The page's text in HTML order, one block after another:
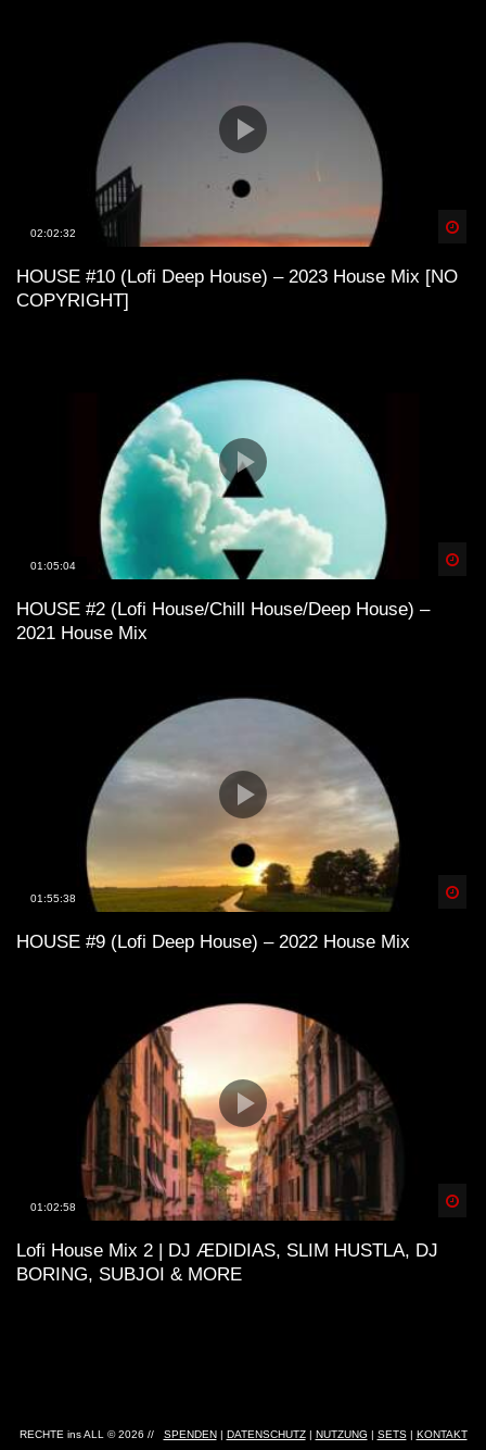
02:02:32
HOUSE #10 (Lofi Deep House) – 2023 House Mix [NO
COPYRIGHT]
01:05:04
HOUSE #2 (Lofi House/Chill House/Deep House) –
2021 House Mix
01:55:38
HOUSE #9 (Lofi Deep House) – 2022 House Mix
01:02:58
Lofi House Mix 2 | DJ ÆDIDIAS, SLIM HUSTLA, DJ
BORING, SUBJOI & MORE
RECHTE ins ALL © 2026 // SPENDEN| DATENSCHUTZ| NUTZUNG | SETS| KONTAKT